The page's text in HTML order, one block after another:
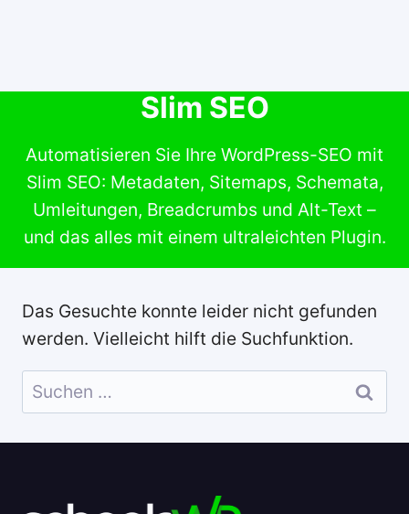
Slim SEO
Automatisieren Sie Ihre WordPress-SEO mit
Slim SEO: Metadaten, Sitemaps, Schemata,
Umleitungen, Breadcrumbs und Alt-Text –
und das alles mit einem ultraleichten Plugin.
Das Gesuchte konnte leider nicht gefunden
werden. Vielleicht hilft die Suchfunktion.
Suchen
nach: